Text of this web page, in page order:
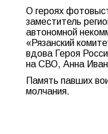
О героях
заместитель
автономной
«Рязанский
вдова Героя
на СВО, Анна
Память павших
молчания.